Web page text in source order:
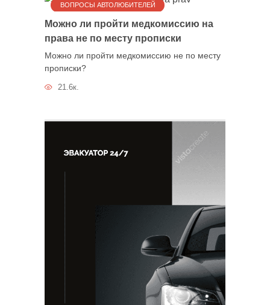
ВОПРОСЫ АВТОЛЮБИТЕЛЕЙ
Можно ли пройти медкомиссию на
права не по месту прописки
Можно ли пройти медкомиссию не по месту
прописки?
21.6к.